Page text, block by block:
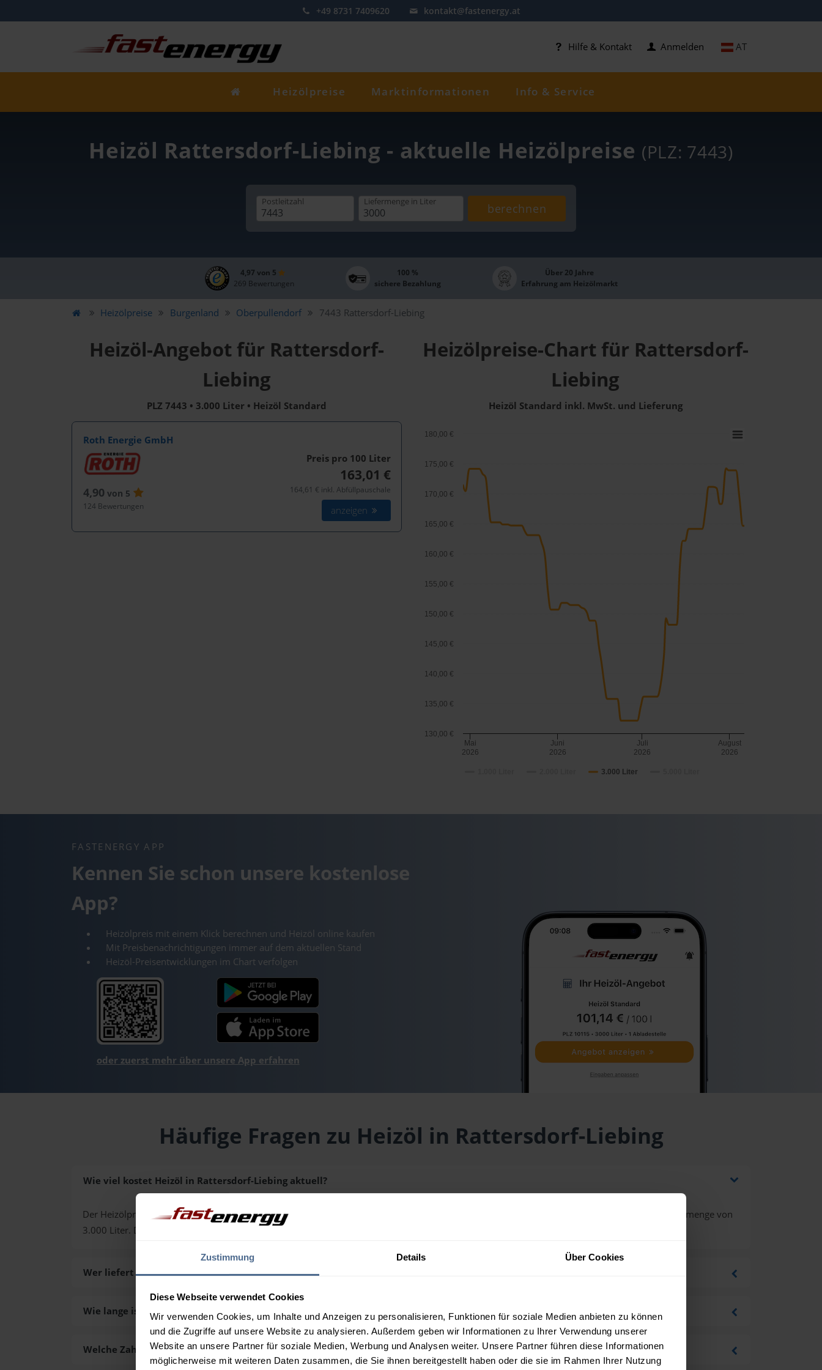
Zustimmung Details Über Cookies
Diese Webseite verwendet Cookies
Wir verwenden Cookies, um Inhalte und Anzeigen zu personalisieren, Funktionen für soziale Medien anbieten zu können
und die Zugriffe auf unsere Website zu analysieren. Außerdem geben wir Informationen zu Ihrer Verwendung unserer
Website an unsere Partner für soziale Medien, Werbung und Analysen weiter. Unsere Partner führen diese Informationen
möglicherweise mit weiteren Daten zusammen, die Sie ihnen bereitgestellt haben oder die sie im Rahmen Ihrer Nutzung
+49 8731 7409620 kontakt@fastenergy.at
AT
Hilfe & Kontakt Anmelden
Heizölpreise Marktinformationen Info & Service
Heizöl Rattersdorf-Liebing - aktuelle Heizölpreise (PLZ: 7443)
Postleitzahl Liefermenge in Liter berechnen
4,97 von 5
269 Bewertungen
100 %
sichere Bezahlung
Über 20 Jahre
Erfahrung am Heizölmarkt
Heizölpreise Burgenland Oberpullendorf 7443 Rattersdorf-Liebing
Heizöl-Angebot für Rattersdorf-
Liebing
PLZ 7443 • 3.000 Liter • Heizöl Standard
Roth Energie GmbH
4,90 von 5
124 Bewertungen
Preis pro 100 Liter
163,01 €
164,61 € inkl. Abfüllpauschale
anzeigen
Heizölpreise-Chart für Rattersdorf-
Liebing
Heizöl Standard inkl. MwSt. und Lieferung
3.000 Liter
Mai
2026
Juni
2026
Juli
2026
August
2026
130,00 €
135,00 €
140,00 €
145,00 €
150,00 €
155,00 €
160,00 €
165,00 €
170,00 €
175,00 €
180,00 €
FASTENERGY APP
Kennen Sie schon unsere kostenlose
App?
Heizölpreis mit einem Klick berechnen und Heizöl online kaufen
Mit Preisbenachrichtigungen immer auf dem aktuellen Stand
Heizöl-Preisentwicklungen im Chart verfolgen
oder zuerst mehr über unsere App erfahren
Häufige Fragen zu Heizöl in Rattersdorf-Liebing
Wie viel kostet Heizöl in Rattersdorf-Liebing aktuell?
Der Heizölpreis in Rattersdorf-Liebing (PLZ 7443) liegt aktuell bei
inklusive Lieferung und Mehrwertsteuer bei einer Bestellmenge von
3.000 Liter. Den exakten Preis für Ihre Wunschmenge erhalten Sie über unseren
Wer liefert das Heizöl in Rattersdorf-Liebing aus?
Wie lange ist die Lieferzeit des Heizöls in Rattersdorf-Liebing?
Welche Zahlungsarten gibt es?